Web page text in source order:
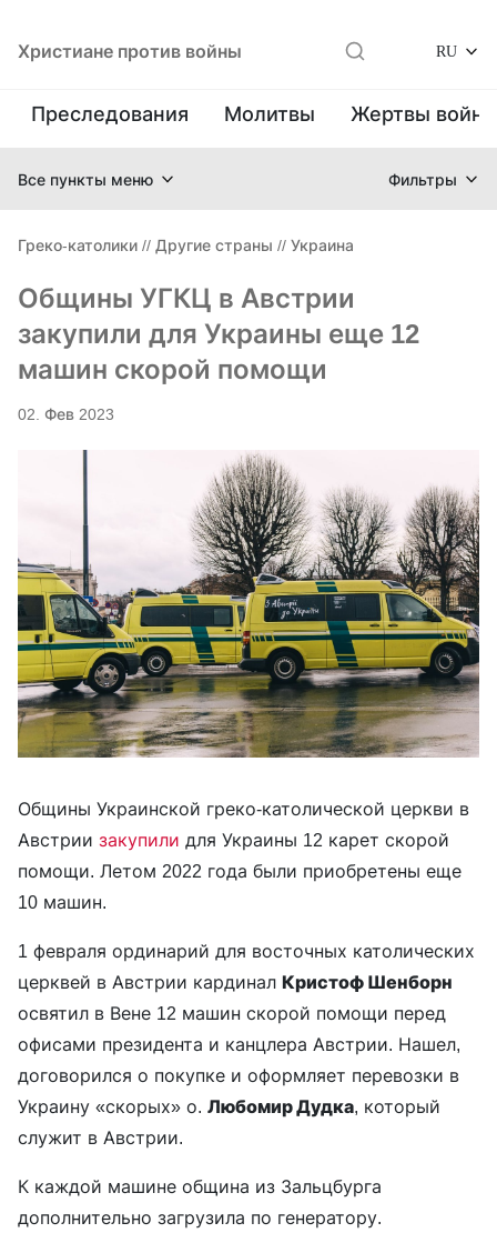
Христиане против войны RU
Преследования Молитвы Жертвы
Все пункты меню Фильтры
Греко-католики // Другие страны // Украина
Общины УГКЦ в Австрии
закупили для Украины еще 12
машин скорой помощи
02. Фев 2023
Общины Украинской греко-католической церкви в
Австрии закупили для Украины 12 карет скорой
помощи. Летом 2022 года были приобретены еще
10 машин.
1 февраля ординарий для восточных католических
церквей в Австрии кардинал Кристоф Шенборн
освятил в Вене 12 машин скорой помощи перед
офисами президента и канцлера Австрии. Нашел,
договорился о покупке и оформляет перевозки в
Украину «скорых» о. Любомир Дудка, который
служит в Австрии.
К каждой машине община из Зальцбурга
дополнительно загрузила по генератору.